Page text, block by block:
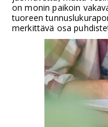
on monin paikoin
tuoreen
merkittävä osa
verkostoon ja
mikä lisää kiireellistä